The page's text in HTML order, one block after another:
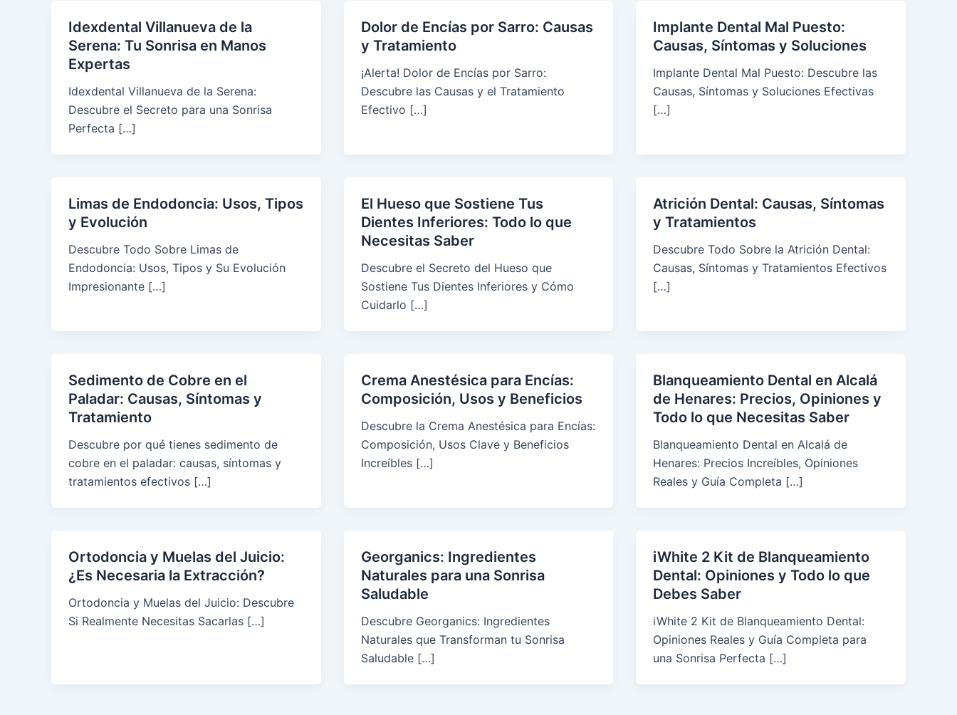
Idexdental Villanueva de la
Serena: Tu Sonrisa en Manos
Expertas
Idexdental Villanueva de la Serena:
Descubre el Secreto para una Sonrisa
Perfecta […]
Dolor de Encías por Sarro: Causas
y Tratamiento
¡Alerta! Dolor de Encías por Sarro:
Descubre las Causas y el Tratamiento
Efectivo […]
Implante Dental Mal Puesto:
Causas, Síntomas y Soluciones
Implante Dental Mal Puesto: Descubre las
Causas, Síntomas y Soluciones Efectivas
[…]
Limas de Endodoncia: Usos, Tipos
y Evolución
Descubre Todo Sobre Limas de
Endodoncia: Usos, Tipos y Su Evolución
Impresionante […]
El Hueso que Sostiene Tus
Dientes Inferiores: Todo lo que
Necesitas Saber
Descubre el Secreto del Hueso que
Sostiene Tus Dientes Inferiores y Cómo
Cuidarlo […]
Atrición Dental: Causas, Síntomas
y Tratamientos
Descubre Todo Sobre la Atrición Dental:
Causas, Síntomas y Tratamientos Efectivos
[…]
Sedimento de Cobre en el
Paladar: Causas, Síntomas y
Tratamiento
Descubre por qué tienes sedimento de
cobre en el paladar: causas, síntomas y
tratamientos efectivos […]
Crema Anestésica para Encías:
Composición, Usos y Beneficios
Descubre la Crema Anestésica para Encías:
Composición, Usos Clave y Beneficios
Increíbles […]
Blanqueamiento Dental en Alcalá
de Henares: Precios, Opiniones y
Todo lo que Necesitas Saber
Blanqueamiento Dental en Alcalá de
Henares: Precios Increíbles, Opiniones
Reales y Guía Completa […]
Ortodoncia y Muelas del Juicio:
¿Es Necesaria la Extracción?
Ortodoncia y Muelas del Juicio: Descubre
Si Realmente Necesitas Sacarlas […]
Georganics: Ingredientes
Naturales para una Sonrisa
Saludable
Descubre Georganics: Ingredientes
Naturales que Transforman tu Sonrisa
Saludable […]
iWhite 2 Kit de Blanqueamiento
Dental: Opiniones y Todo lo que
Debes Saber
iWhite 2 Kit de Blanqueamiento Dental:
Opiniones Reales y Guía Completa para
una Sonrisa Perfecta […]